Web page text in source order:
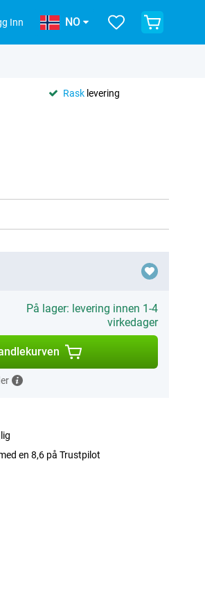
Inn NO
Rask levering
På lager: levering innen 1-4
virkedager
en 8,6 på Trustpilot